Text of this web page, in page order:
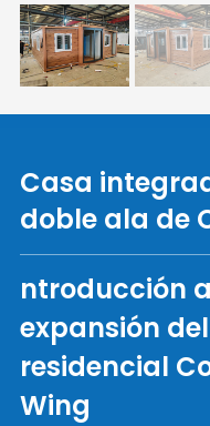
Casa
doble ala de
ntroducción
expansión
residencial
Wing